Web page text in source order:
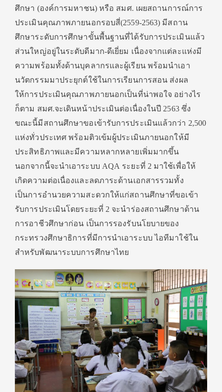
ศึกษา (องค์การมหาชน) หรือ สมศ. เผยสถานการณ์การ
ประเมินคุณภาพภายนอกรอบสี่(2559-2563) มีสถาน
ศึกษาระดับการศึกษาขั้นพื้นฐานที่ได้รับการประเมินแล้ว
ส่วนใหญ่อยู่ในระดับดีมาก-ดีเยี่ยม เนื่องจากแต่ละแห่งมี
ความพร้อมทั้งด้านบุคลากรและผู้เรียน พร้อมนำเอา
นวัตกรรมมาประยุกต์ใช้ในการเรียนการสอน ส่งผล
ให้การประเมินคุณภาพภายนอกเป็นที่น่าพอใจ อย่างไร
ก็ตาม สมศ.จะเดินหน้าประเมินต่อเนื่องในปี 2563 ซึ่ง
ขณะนี้มีสถานศึกษาขอเข้ารับการประเมินแล้วกว่า 2,500
แห่งทั่วประเทศ พร้อมติวเข้มผู้ประเมินภายนอกให้มี
ประสิทธิภาพและมีความหลากหลายเพิ่มมากขึ้น
นอกจากนี้จะนำเอาระบบ AQA ระยะที่ 2 มาใช้เพื่อให้
เกิดความต่อเนื่องและลดภาระด้านเอกสารรวมทั้ง
เป็นการอำนวยความสะดวกให้แก่สถานศึกษาที่ขอเข้า
รับการประเมินโดยระยะที่ 2 จะนำร่องสถานศึกษาด้าน
การอาชีวศึกษาก่อน เป็นการรองรับนโยบายของ
กระทรวงศึกษาธิการที่มีการนำเอาระบบ ไอทีมาใช้ใน
สำหรับพัฒนาระบบการศึกษาไทย